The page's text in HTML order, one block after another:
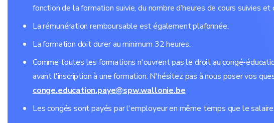
fonction de la formation suivie, du nombre d’heures de cours suivies
La rémunération remboursable est également plafonnée.
La formation doit durer au minimum 32 heures.
Comme toutes les formations n'ouvrent pas le droit au congé-
avant l'inscription à une formation. N'hésitez pas à nous poser vos
conge.education.paye@spw.wallonie.be
Les congés sont payés par l'employeur en même temps que le salaire.